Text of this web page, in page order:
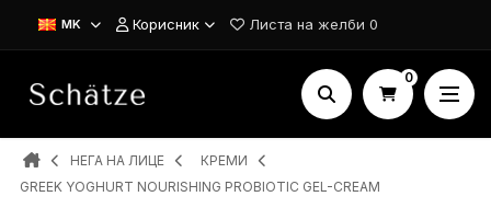
MK Корисник Листа на желби 0
0
НЕГА НА ЛИЦЕ
КРЕМИ
GREEK YOGHURT NOURISHING PROBIOTIC GEL-CREAM